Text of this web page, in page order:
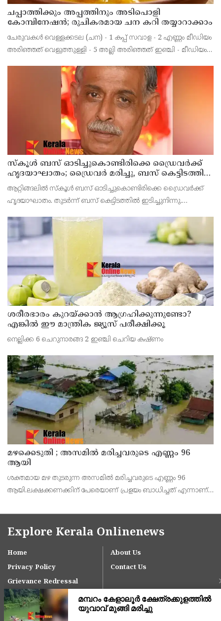
ചപ്പാത്തിക്കും അപ്പത്തിനും അടിപൊളി
കോമ്പിനേഷൻ; രുചികരമായ ചന കറി തയ്യാറാക്കാം
ചേരുവകൾ വെള്ളക്കടല (ചന) - 1 കപ്പ് സവാള - 2 എണ്ണം മീഡിയം
അരിഞ്ഞത് വെളുത്തുള്ളി - 5 അല്ലി അരിഞ്ഞത് ഇഞ്ചി - മീഡിയം
സ്കൂൾ ബസ് ഓടിച്ചുകൊണ്ടിരിക്കെ ഡ്രൈവർക്ക്
ഹൃദയാഘാതം; ഡ്രൈവർ മരിച്ചു, ബസ് കെട്ടിടത്തിൽ
ഇടിച്ചുനിന്നു; രണ്ട് കുട്ടികൾക്ക് പരിക്ക്
ആറ്റിങ്ങലിൽ സ്കൂൾ ബസ് ഓടിച്ചുകൊണ്ടിരിക്കെ ഡ്രൈവർക്ക്
ഹൃദയാഘാതം. തുടർന്ന് ബസ് കെട്ടിടത്തിൽ ഇടിച്ചുനിന്നു.
ശരീരഭാരം കുറയ്ക്കാൻ ആഗ്രഹിക്കുന്നുണ്ടോ?
എങ്കിൽ ഈ മാന്ത്രിക ജ്യൂസ് പരീക്ഷിക്കൂ
നെല്ലിക്ക 6 ചെറുനാരങ്ങ 2 ഇഞ്ചി ചെറിയ കഷ്ണം
മഴക്കെടുതി ; അസമില്‍ മരിച്ചവരുടെ എണ്ണം 96
ആയി
ശക്തമായ മഴ തുടരുന്ന അസമില്‍ മരിച്ചവരുടെ എണ്ണം 96
ആയി.ലക്ഷക്കണക്കിന് പേരെയാണ് പ്രളയം ബാധിച്ചത് എന്നാണ്
ആളുകളെ ദുരിതാശ്വാസ ക്യാമ്പുകളിലേക്ക് മാറ്
Explore Kerala Onlinenews
Home
About Us
Privacy Policy
Contact Us
Grievance Redressal